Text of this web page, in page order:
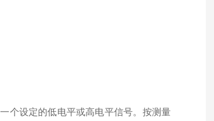
个设定的低电平或高电平信号。按测量